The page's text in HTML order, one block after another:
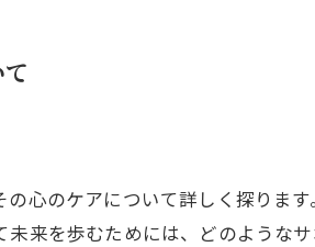
心のケアについて詳しく探りま
来を歩むためには、どのような